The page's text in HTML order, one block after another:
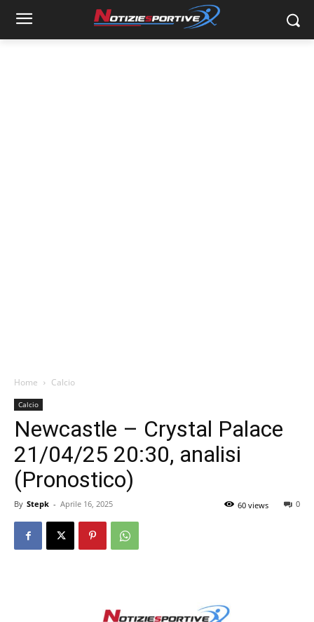
Home Calcio
Calcio
Newcastle – Crystal Palace
21/04/25 20:30, analisi
(Pronostico)
By Stepk - Aprile 16, 2025 0
60 views